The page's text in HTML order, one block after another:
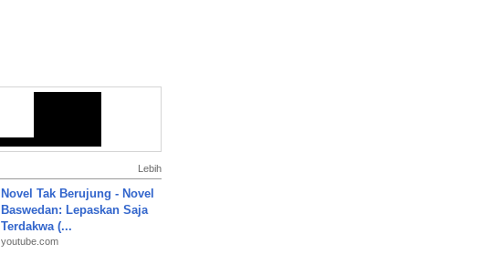
Lebih
Novel Tak Berujung - Novel
Baswedan: Lepaskan Saja
Terdakwa (...
youtube.com